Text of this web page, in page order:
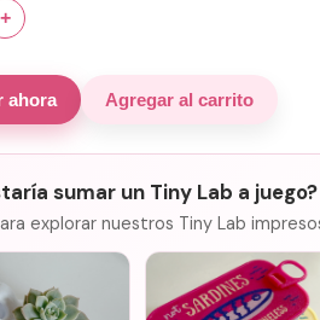
+
ahora Agregar al carrito
sumar un Tiny Lab a juego?
explorar nuestros Tiny Lab